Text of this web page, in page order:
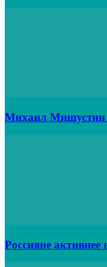
Михаил Мишустин
Россияне